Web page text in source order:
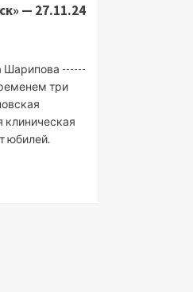
— 27.11.24
Шарипова ------
три
клиническая
юбилей.